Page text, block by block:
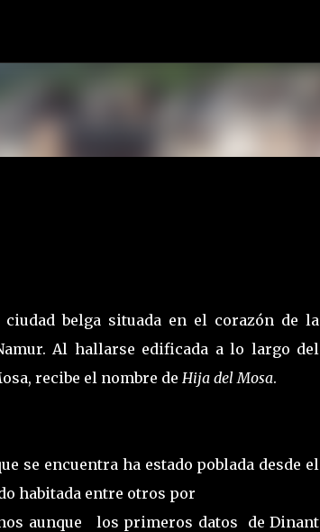
belga situada en el corazón de la
Al hallarse edificada a lo largo del
recibe el nombre de Hija del Mosa.
se encuentra ha estado poblada desde el
habitada entre otros por
aunque los primeros datos de Dinant